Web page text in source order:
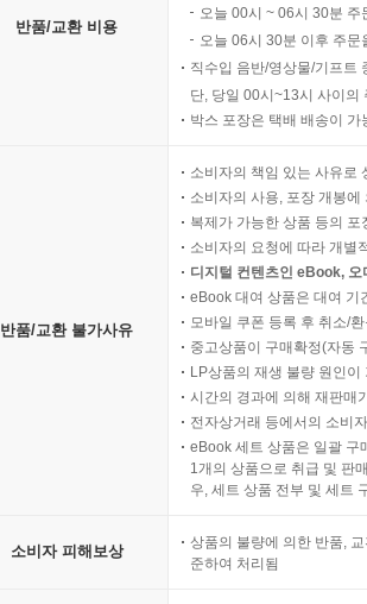
반품/교환 비용
오늘 00시 ~ 06시 30분
오늘 06시 30분 이후 주
직수입 음반/영상물/기프트
단, 당일 00시~13시 사이의
박스 포장은 택배 배송이
반품/교환 불가사유
소비자의 책임 있는 사유로
소비자의 사용, 포장 개봉
복제가 가능한 상품 등의
소비자의 요청에 따라 개별
디지털 컨텐츠인 eBook,
eBook 대여 상품은 대여 기
모바일 쿠폰 등록 후 취소/
중고상품이 구매확정(자동
LP상품의 재생 불량 원인
시간의 경과에 의해 재판매
전자상거래 등에서의 소비
eBook 세트 상품은 일괄 구
1개의 상품으로 취급 및 판
우, 세트 상품 전부 및 세트
소비자 피해보상
상품의 불량에 의한 반품,
준하여 처리됨